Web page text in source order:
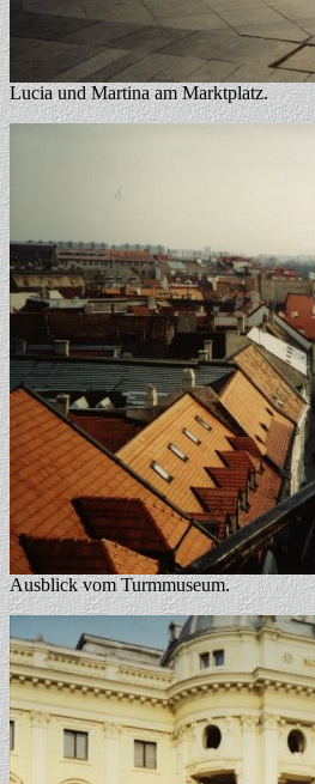
Lucia und Martina am Marktplatz.
Ausblick vom Turmmuseum.